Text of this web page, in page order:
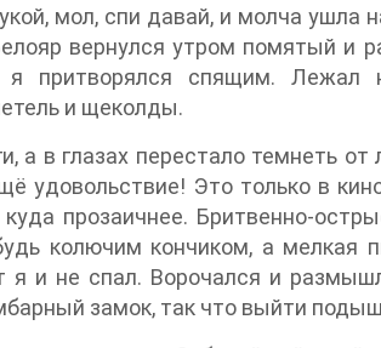
мол, спи давай, и молча
вернулся утром помятый и
я притворялся спящим.
и щеколды.
а в глазах перестало темнеть
удовольствие! Это только в
прозаичнее. Бритвенно-
колючим кончиком, а мелкая
я и не спал. Ворочался и
замок, так что выйти